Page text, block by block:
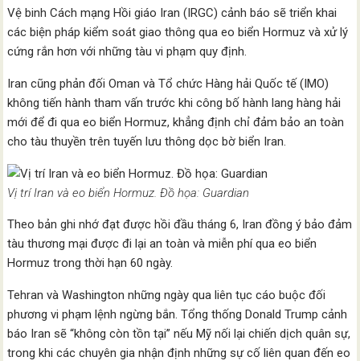
Vệ binh Cách mạng Hồi giáo Iran (IRGC) cảnh báo sẽ triển khai
các biện pháp kiểm soát giao thông qua eo biển Hormuz và xử lý
cứng rắn hơn với những tàu vi phạm quy định.
Iran cũng phản đối Oman và Tổ chức Hàng hải Quốc tế (IMO)
không tiến hành tham vấn trước khi công bố hành lang hàng hải
mới để đi qua eo biển Hormuz, khẳng định chỉ đảm bảo an toàn
cho tàu thuyền trên tuyến lưu thông dọc bờ biển Iran.
Vị trí Iran và eo biển Hormuz. Đồ họa: Guardian
Theo bản ghi nhớ đạt được hồi đầu tháng 6, Iran đồng ý bảo đảm
tàu thương mại được đi lại an toàn và miễn phí qua eo biển
Hormuz trong thời hạn 60 ngày.
Tehran và Washington những ngày qua liên tục cáo buộc đối
phương vi phạm lệnh ngừng bắn. Tổng thống Donald Trump cảnh
báo Iran sẽ “không còn tồn tại” nếu Mỹ nối lại chiến dịch quân sự,
trong khi các chuyên gia nhận định những sự cố liên quan đến eo